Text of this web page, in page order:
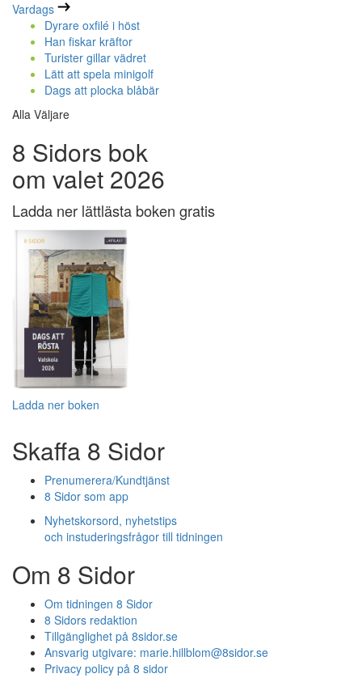
Vardags
Dyrare oxfilé i höst
Han fiskar kräftor
Turister gillar vädret
Lätt att spela minigolf
Dags att plocka blåbär
Alla Väljare
8 Sidors bok
om valet 2026
Ladda ner lättlästa boken gratis
Ladda ner boken
Skaffa 8 Sidor
Prenumerera/Kundtjänst
8 Sidor som app
Nyhetskorsord, nyhetstips
och instuderingsfrågor till tidningen
Om 8 Sidor
Om tidningen 8 Sidor
8 Sidors redaktion
Tillgänglighet på 8sidor.se
Ansvarig utgivare: marie.hillblom@8sidor.se
Privacy policy på 8 sidor